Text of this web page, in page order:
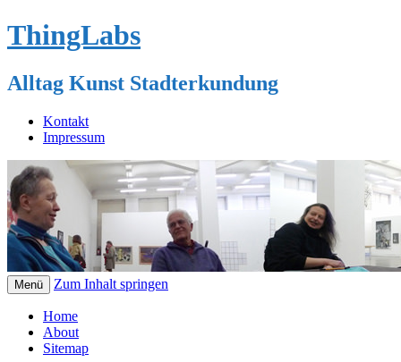
ThingLabs
Alltag Kunst Stadterkundung
Kontakt
Impressum
Menü Zum Inhalt springen
Home
About
Sitemap